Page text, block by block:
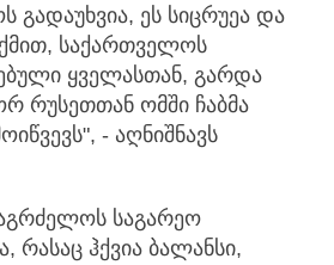
ეს სიცრუეა და
საქართველოს
ყველასთან, გარდა
რუსეთთან ომში ჩაბმა
- აღნიშნავს
საგარეო
ჰქვია ბალანსი,